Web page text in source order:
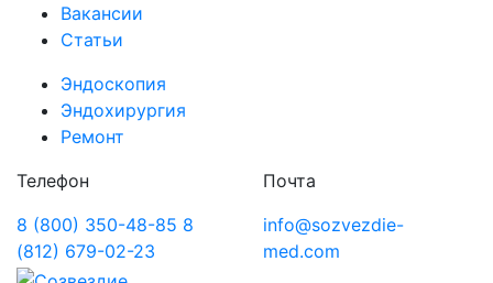
Вакансии
Статьи
Эндоскопия
Эндохирургия
Ремонт
Телефон
8 (800) 350-48-85 8
(812) 679-02-23
Почта
info@sozvezdie-
med.com